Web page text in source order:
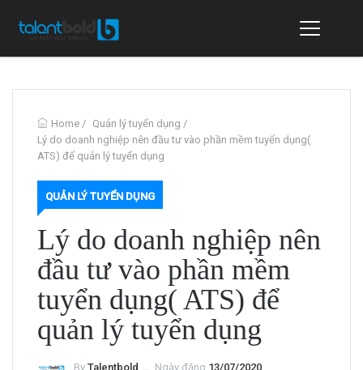
Home / Quản lý tuyển dụng /
Lý do doanh nghiệp nên đầu tư vào phần mềm tuyển dụng(
ATS) để quản lý tuyển dụng
QUẢN LÝ TUYỂN DỤNG
Lý do doanh nghiệp nên
đầu tư vào phần mềm
tuyển dụng( ATS) để
quản lý tuyển dụng
By Talentbold ــ Ngày đăng 13/07/2020